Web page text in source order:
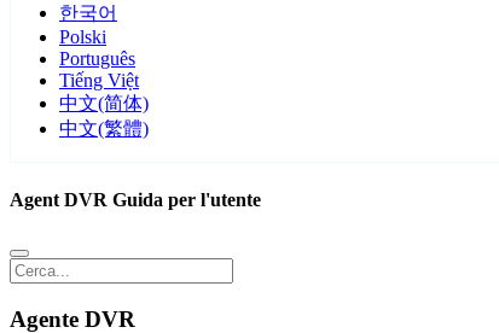
한국어
Polski
Português
Tiếng Việt
中文(简体)
中文(繁體)
Agent DVR Guida per l'utente
Agente DVR